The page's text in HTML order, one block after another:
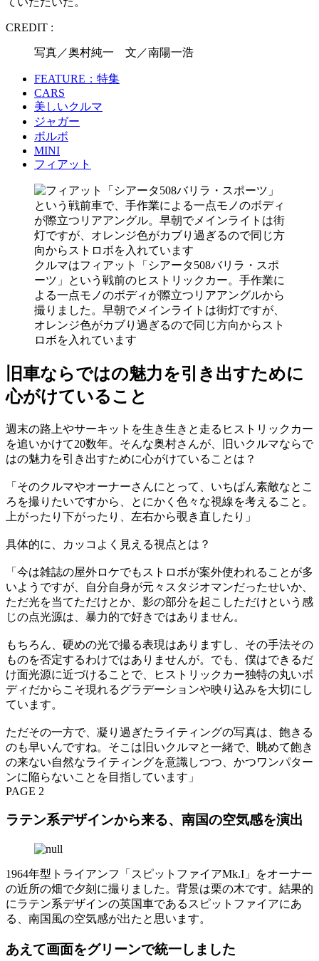
CREDIT :
写真／奥村純一 文／南陽一浩
FEATURE：特集
CARS
美しいクルマ
ジャガー
ボルボ
MINI
フィアット
クルマはフィアット「シアータ508バリラ・スポ
ーツ」という戦前のヒストリックカー。手作業に
よる一点モノのボディが際立つリアアングルから
撮りました。早朝でメインライトは街灯ですが、
オレンジ色がカブり過ぎるので同じ方向からスト
ロボを入れています
旧車ならではの魅力を引き出すために
心がけていること
週末の路上やサーキットを生き生きと走るヒストリックカー
を追いかけて20数年。そんな奥村さんが、旧いクルマならで
はの魅力を引き出すために心がけていることは？
「そのクルマやオーナーさんにとって、いちばん素敵なとこ
ろを撮りたいですから、とにかく色々な視線を考えること。
上がったり下がったり、左右から覗き直したり」
具体的に、カッコよく見える視点とは？
「今は雑誌の屋外ロケでもストロボが案外使われることが多
いようですが、自分自身が元々スタジオマンだったせいか、
ただ光を当てただけとか、影の部分を起こしただけという感
じの点光源は、暴力的で好きではありません。
もちろん、硬めの光で撮る表現はありますし、その手法その
ものを否定するわけではありませんが。でも、僕はできるだ
け面光源に近づけることで、ヒストリックカー独特の丸いボ
ディだからこそ現れるグラデーションや映り込みを大切にし
ています。
ただその一方で、凝り過ぎたライティングの写真は、飽きる
のも早いんですね。そこは旧いクルマと一緒で、眺めて飽き
の来ない自然なライティングを意識しつつ、かつワンパター
ンに陥らないことを目指しています」
PAGE 2
ラテン系デザインから来る、南国の空気感を演出
1964年型トライアンフ「スピットファイアMk.I」をオーナー
の近所の畑で夕刻に撮りました。背景は栗の木です。結果的
にラテン系デザインの英国車であるスピットファイアにあ
る、南国風の空気感が出たと思います。
あえて画面をグリーンで統一しました